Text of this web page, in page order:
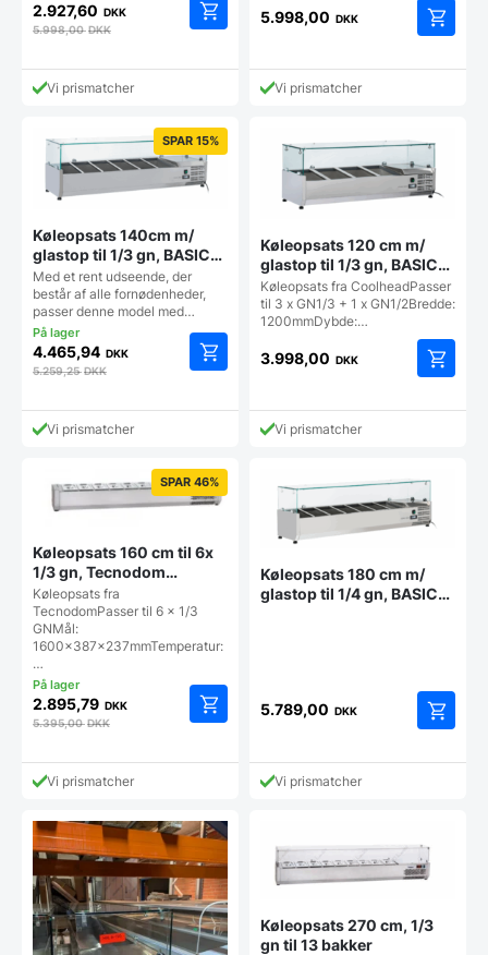
2.927,60 DKK
5.998,00DKK
Vi prismatcher
5.998,00 DKK
Vi prismatcher
SPAR 15%
Køleopsats 140cm m/
glastop til 1/3 gn, BASIC
by Coolhead Europe
Med et rent udseende, der
består af alle fornødenheder,
passer denne model med…
4.465,94 DKK
5.259,25DKK
Vi prismatcher
Køleopsats 120 cm m/
glastop til 1/3 gn, BASIC
by Coolhead Europe
Køleopsats fra CoolheadPasser
til 3 x GN1/3 + 1 x GN1/2Bredde:
1200mmDybde:…
3.998,00 DKK
Vi prismatcher
SPAR 46%
Køleopsats 160 cm til 6x
1/3 gn, Tecnodom
produceret i Italien
Køleopsats fra
TecnodomPasser til 6 x 1/3
GNMål:
1600x387x237mmTemperatur:
…
2.895,79 DKK
5.395,00DKK
Vi prismatcher
Køleopsats 180 cm m/
glastop til 1/4 gn, BASIC
5.789,00 DKK
Vi prismatcher
Køleopsats 270 cm, 1/3
gn til 13 bakker